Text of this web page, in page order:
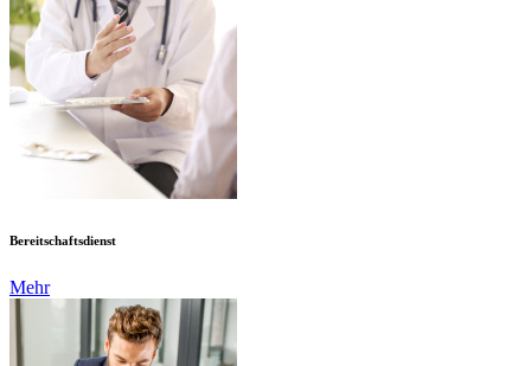
Bereitschaftsdienst
Mehr